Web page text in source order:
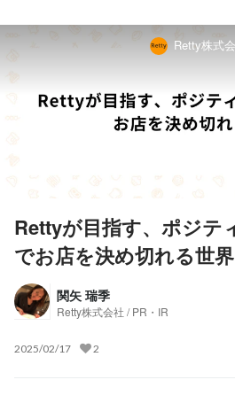
Retty株式
Rettyが目指す、ポジテ
でお店を決め切れる世界
関矢 瑞季
Retty株式会社 / PR・IR
2025/02/17 2